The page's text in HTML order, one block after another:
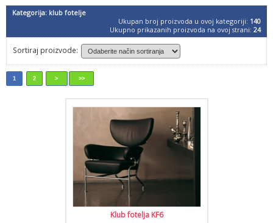
Kategorija: klub fotelje
Ukupan broj proizvoda u ovoj kategoriji: 140
Ukupno prikazanih proizvoda na ovoj strani: 24
Sortiraj proizvode:
1 2 > >>
Klub fotelja KF6